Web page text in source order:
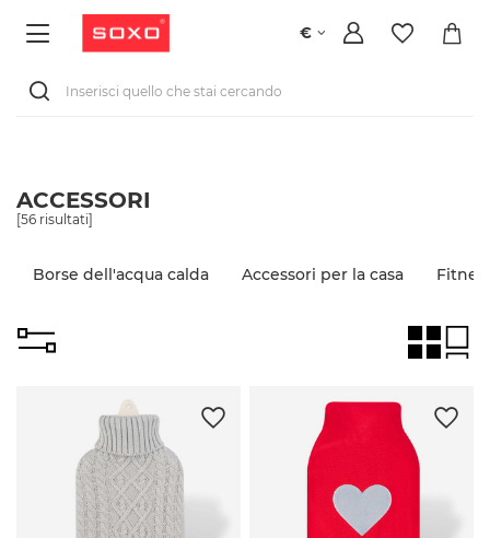
€
ACCESSORI
[56 risultati]
Borse dell'acqua calda Accessori per la casa